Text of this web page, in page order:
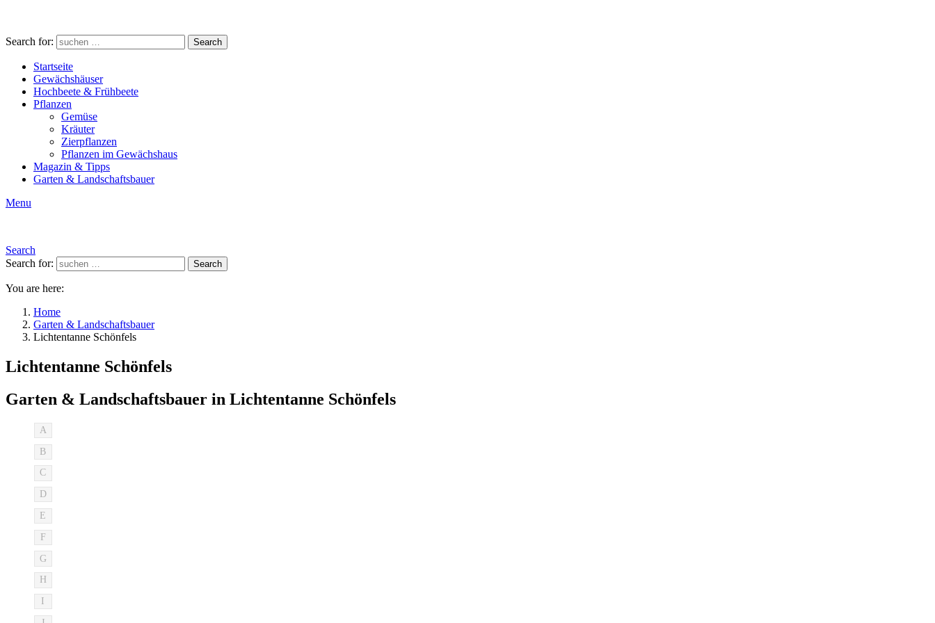
Search for: Search
Startseite
Gewächshäuser
Hochbeete & Frühbeete
Pflanzen
Gemüse
Kräuter
Zierpflanzen
Pflanzen im Gewächshaus
Magazin & Tipps
Garten & Landschaftsbauer
Menu
Search
Search for:
Search
You are here:
Home
Garten & Landschaftsbauer
Lichtentanne Schönfels
Lichtentanne Schönfels
Garten & Landschaftsbauer in Lichtentanne Schönfels
A
B
C
D
E
F
G
H
I